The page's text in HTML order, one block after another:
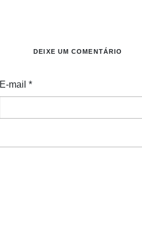
DEIXE UM COMENTÁRIO
E-mail*